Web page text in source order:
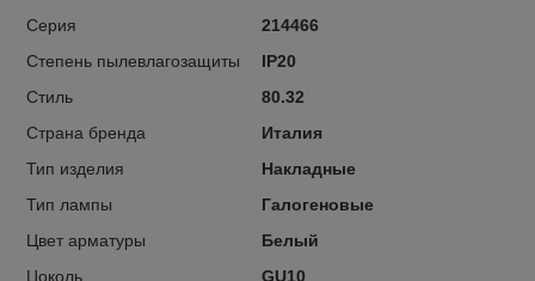
Серия
214466
Степень пылевлагозащиты
IP20
Стиль
80.32
Страна бренда
Италия
Тип изделия
Накладные
Тип лампы
Галогеновые
Цвет арматуры
Белый
Цоколь
GU10